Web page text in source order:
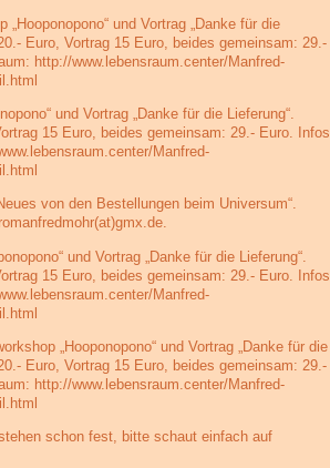
und Vortrag „Danke für die
Euro, Vortrag 15 Euro, beides gemeinsam: 29.-
http://www.lebensraum.center/Manfred-
und Vortrag „Danke für die Lieferung“.
15 Euro, beides gemeinsam: 29.- Euro. Infos
Manfred-
von den Bestellungen beim Universum“.
und Vortrag „Danke für die Lieferung“.
15 Euro, beides gemeinsam: 29.- Euro. Infos
Manfred-
„Hooponopono“ und Vortrag „Danke für die
Euro, Vortrag 15 Euro, beides gemeinsam: 29.-
http://www.lebensraum.center/Manfred-
schon fest, bitte schaut einfach auf